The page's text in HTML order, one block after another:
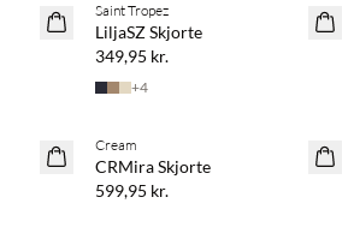
NYHED
Saint Tropez
LiljaSZ Skjorte
349,95 kr.
+4
NYHED
Cream
CRMira Skjorte
599,95 kr.